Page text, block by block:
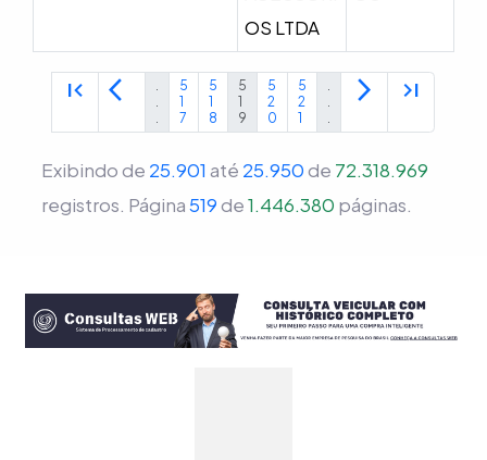
OS LTDA
first_page arrow_back_ios
.
.
.
5
1
7
5
1
8
5
1
9
5
2
0
5
2
1
.
.
.
arrow_forward_ios last_page
Exibindo de 25.901 até 25.950de 72.318.969
registros. Página519de1.446.380 páginas.